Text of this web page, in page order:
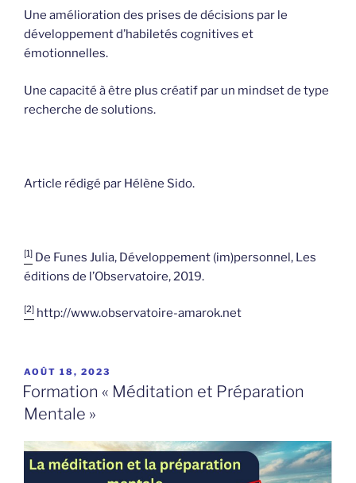
Une amélioration des prises de décisions par le
développement d’habiletés cognitives et
émotionnelles.
Une capacité à être plus créatif par un mindset de type
recherche de solutions.
Article rédigé par Hélène Sido.
[1] De Funes Julia, Développement (im)personnel, Les
éditions de l’Observatoire, 2019.
[2] http://www.observatoire-amarok.net
PUBLIÉ
LE
AOÛT 18, 2023
Formation « Méditation et Préparation
Mentale »